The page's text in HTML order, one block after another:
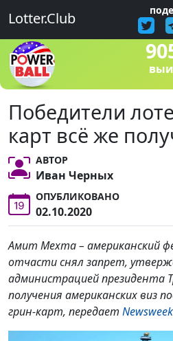
Lotter.Club
Победители
карт всё же
АВТОР
Иван Черных
ОПУБЛИКОВАНО
02.10.2020
Амит Мехта – американский
отчасти снял запрет,
администрацией президента
получения американских виз
грин-карт, передает Newsweek